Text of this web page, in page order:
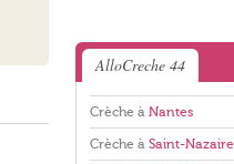
AlloCreche 44
Crèche à Nantes
Crèche à Saint-Nazaire